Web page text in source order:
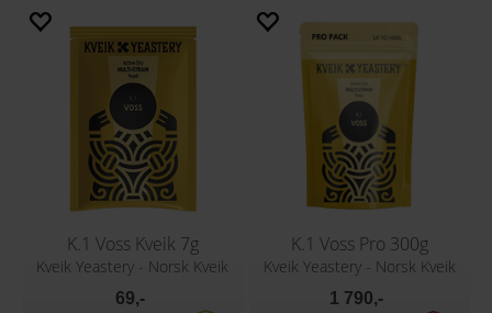
K.1 Voss Kveik 7g
Kveik Yeastery - Norsk Kveik
69,-
K.1 Voss Pro 300g
Kveik Yeastery - Norsk Kveik
1 790,-